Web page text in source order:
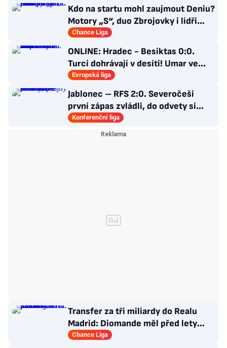
Kdo na startu mohl zaujmout Deniu?
Motory „S“, duo Zbrojovky i lídři
pohárových zástupců
Chance Liga
ONLINE: Hradec - Besiktas 0:0.
Turci dohrávají v desíti! Umar ve
stoprocentní šanci selhal
Evropská liga
Jablonec – RFS 2:0. Severočeši
první zápas zvládli, do odvety si
vezou nadějný náskok
Konferenční liga
Transfer za tři miliardy do Realu
Madrid: Diomande měl před lety
působit v Česku!
Chance Liga